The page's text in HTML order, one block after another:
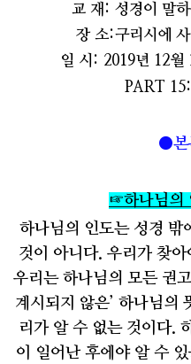
교 재 : 성경이 말
장 소:구리시에
일 시: 2019년 12월
PART 15:
●
☞하나님의
하나님의 인도는 성경 밖
것이 아니다. 우리가 찾
우리는 하나님의 모든 권
계시되지 않은’ 하나님의
리가 알 수 없는 것이다.
이 일어난 후에야 알 수